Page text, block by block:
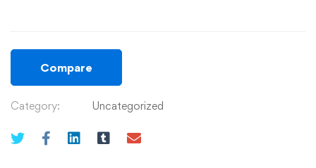
Compare
Category: Uncategorized